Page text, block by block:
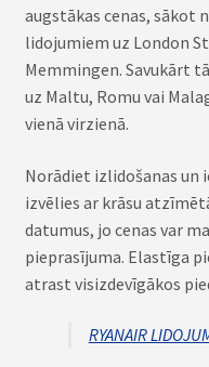
augstākas cenas, sākot
lidojumiem uz London
Memmingen. Savukārt
uz Maltu, Romu vai
vienā virzienā.
Norādiet izlidošanas un
izvēlies ar krāsu
datumus, jo cenas var
pieprasījuma. Elastīga
atrast visizdevīgākos
RYANAIR